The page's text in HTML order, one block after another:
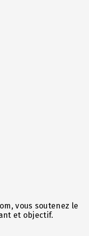
vous soutenez le
et objectif.